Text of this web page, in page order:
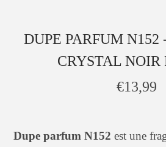
DUPE PARFUM N152
CRYSTAL NOIR
€13,99
Dupe parfum N152 est une